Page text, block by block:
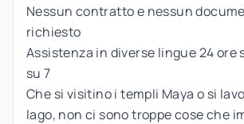
Nessun contratto e nessun
richiesto
Assistenza in diverse lingue 24 ore
su 7
Che si visitino i templi Maya o si
lago, non ci sono troppe cose che